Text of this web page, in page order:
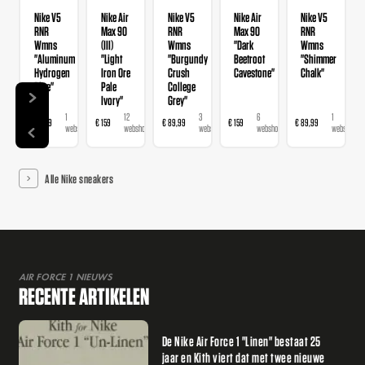
Nike V5
RNR
Wmns
"Aluminum
Hydrogen
Blue"
€ 89,99
1
webshop
Nike Air
Max 90
(III)
"Light
Iron Ore
Pale
Ivory"
€ 159
12
webshops
Nike V5
RNR
Wmns
"Burgundy
Crush
College
Grey"
€ 89,99
3
webshops
Nike Air
Max 90
"Dark
Beetroot
Cavestone"
€ 159
6
webshops
Nike V5
RNR
Wmns
"Shimmer
Chalk"
€ 89,99
1
webshop
Alle Nike sneakers
AIR FORCE 1 NIEUWS
RECENTE ARTIKELEN
De Nike Air Force 1 "Linen" bestaat 25
jaar en Kith viert dat met twee nieuwe